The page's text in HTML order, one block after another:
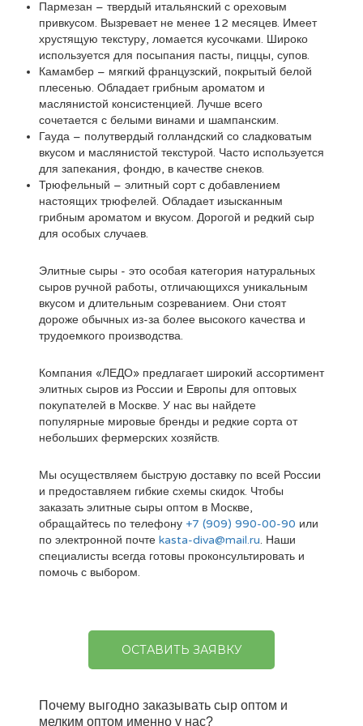
Пармезан – твердый итальянский с ореховым
привкусом. Вызревает не менее 12 месяцев. Имеет
хрустящую текстуру, ломается кусочками. Широко
используется для посыпания пасты, пиццы, супов.
Камамбер – мягкий французский, покрытый белой
плесенью. Обладает грибным ароматом и
маслянистой консистенцией. Лучше всего
сочетается с белыми винами и шампанским.
Гауда – полутвердый голландский со сладковатым
вкусом и маслянистой текстурой. Часто используется
для запекания, фондю, в качестве снеков.
Трюфельный – элитный сорт с добавлением
настоящих трюфелей. Обладает изысканным
грибным ароматом и вкусом. Дорогой и редкий сыр
для особых случаев.
Элитные сыры - это особая категория натуральных
сыров ручной работы, отличающихся уникальным
вкусом и длительным созреванием. Они стоят
дороже обычных из-за более высокого качества и
трудоемкого производства.
Компания «ЛЕДО» предлагает широкий ассортимент
элитных сыров из России и Европы для оптовых
покупателей в Москве. У нас вы найдете
популярные мировые бренды и редкие сорта от
небольших фермерских хозяйств.
Мы осуществляем быструю доставку по всей России
и предоставляем гибкие схемы скидок. Чтобы
заказать элитные сыры оптом в Москве,
обращайтесь по телефону +7 (909) 990-00-90 или
по электронной почте kasta-diva@mail.ru. Наши
специалисты всегда готовы проконсультировать и
помочь с выбором.
ОСТАВИТЬ ЗАЯВКУ
Почему выгодно заказывать сыр оптом и
мелким оптом именно у нас?